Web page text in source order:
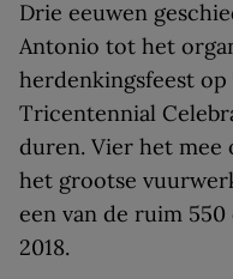
Drie eeuwen
Antonio tot het
herdenkingsfeest op
Tricentennial
duren. Vier het
het grootse
een van de ruim
2018.